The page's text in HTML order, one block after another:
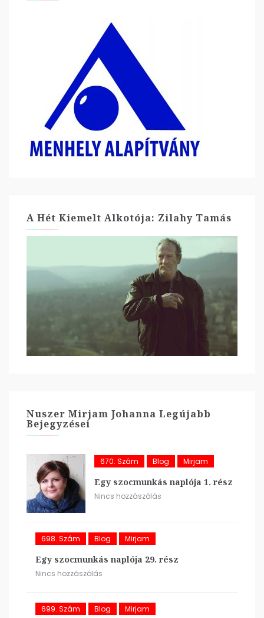
A Hét Kiemelt Alkotója: Zilahy Tamás
Nuszer Mirjam Johanna Legújabb
Bejegyzései
670. Szám Blog Mirjam
Egy szocmunkás naplója 1. rész
Nincs hozzászólás
698. Szám Blog Mirjam
Egy szocmunkás naplója 29. rész
Nincs hozzászólás
699. Szám Blog Mirjam